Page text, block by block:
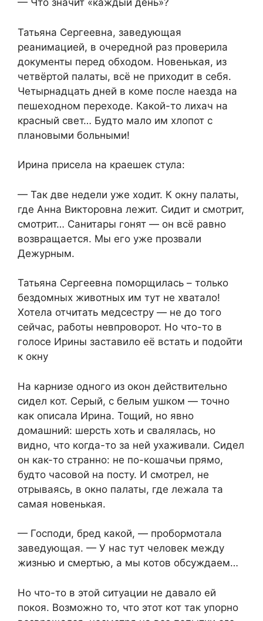
— Что значит «каждый день»?
Татьяна Сергеевна, заведующая
реанимацией, в очередной раз проверила
документы перед обходом. Новенькая, из
четвёртой палаты, всё не приходит в себя.
Четырнадцать дней в коме после наезда на
пешеходном переходе. Какой-то лихач на
красный свет… Будто мало им хлопот с
плановыми больными!
Ирина присела на краешек стула:
— Так две недели уже ходит. К окну палаты,
где Анна Викторовна лежит. Сидит и смотрит,
смотрит… Санитары гонят — он всё равно
возвращается. Мы его уже прозвали
Дежурным.
Татьяна Сергеевна поморщилась – только
бездомных животных им тут не хватало!
Хотела отчитать медсестру — не до того
сейчас, работы невпроворот. Но что-то в
голосе Ирины заставило её встать и подойти
к окну
На карнизе одного из окон действительно
сидел кот. Серый, с белым ушком — точно
как описала Ирина. Тощий, но явно
домашний: шерсть хоть и свалялась, но
видно, что когда-то за ней ухаживали. Сидел
он как-то странно: не по-кошачьи прямо,
будто часовой на посту. И смотрел, не
отрываясь, в окно палаты, где лежала та
самая новенькая.
— Господи, бред какой, — пробормотала
заведующая. — У нас тут человек между
жизнью и смертью, а мы котов обсуждаем…
Но что-то в этой ситуации не давало ей
покоя. Возможно то, что этот кот так упорно